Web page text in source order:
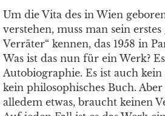
Um die Vita des in Wien
verstehen, muss man sein
Verräter“ kennen, das 1958 in
Was ist das nun für ein Werk?
Autobiographie. Es ist auch
kein philosophisches Buch.
alledem etwas, braucht keinen